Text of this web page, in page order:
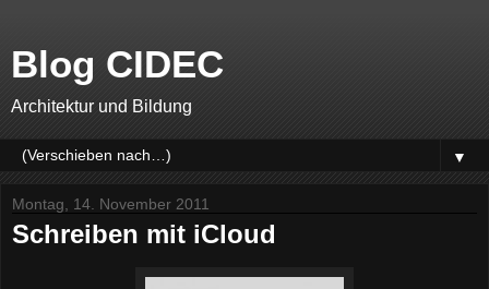
Blog CIDEC
Architektur und Bildung
▼
Montag, 14. November 2011
Schreiben mit iCloud